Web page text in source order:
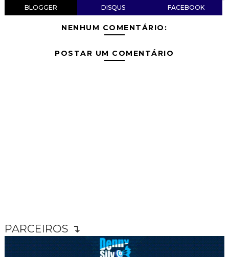
BLOGGER DISQUS FACEBOOK
NENHUM COMENTÁRIO:
POSTAR UM COMENTÁRIO
PARCEIROS ↴